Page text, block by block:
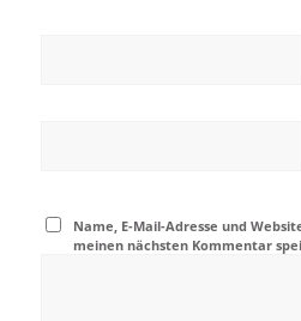
Name, E-Mail-Adresse und
meinen nächsten Kommentar